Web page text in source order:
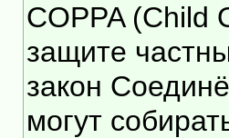
COPPA (Child
защите
закон
могут